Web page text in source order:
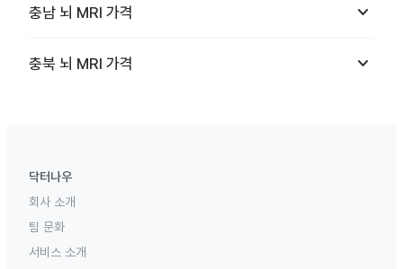
충남 뇌 MRI 가격 keyboard_arrow_down
충북 뇌 MRI 가격 keyboard_arrow_down
닥터나우
회사 소개
팀 문화
서비스 소개